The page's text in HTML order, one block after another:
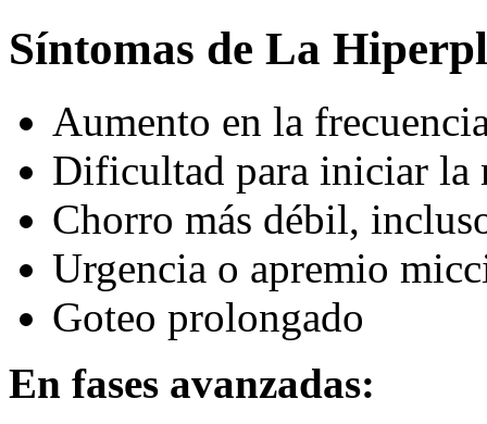
Síntomas de La
Aumento en la
Dificultad para iniciar la
Chorro más débil,
Urgencia o apremio
Goteo prolongado
En fases avanzadas: